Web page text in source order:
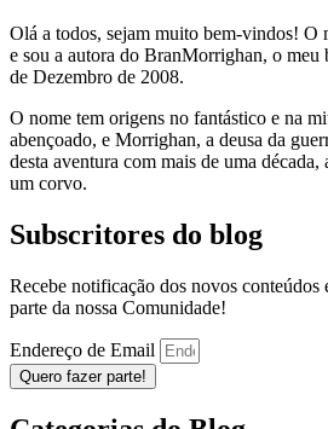
Olá a todos, sejam muito bem-vindos! O
e sou a autora do BranMorrighan, o meu
de Dezembro de 2008.
O nome tem origens no fantástico e na
abençoado, e Morrighan, a deusa da
desta aventura com mais de uma década,
um corvo.
Subscritores do blog
Recebe notificação dos novos conteúdos
parte da nossa Comunidade!
Endereço de Email
Quero fazer parte!